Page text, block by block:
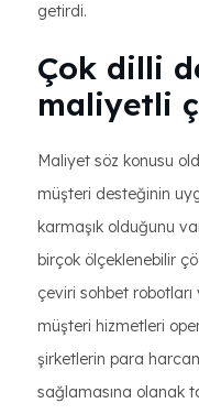
getirdi.
Çok dilli
maliyetli
Maliyet söz konusu
müşteri desteğinin
karmaşık olduğunu
birçok ölçeklenebilir
çeviri sohbet
müşteri hizmetleri
şirketlerin para
sağlamasına olanak